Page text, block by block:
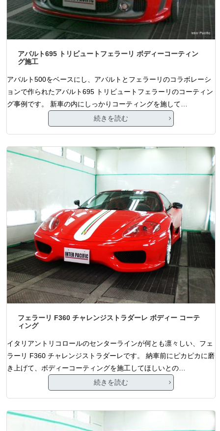
アバルト695 トリビュートフェラーリ ボディーコーティン
グ施工
アバルト500をベースにし、アバルトとフェラーリのコラボレーシ
ョンで作られたアバルト695 トリビュートフェラーリのコーティン
グ事例です。 新車の内にしっかりコーティングを施して…
続きを読む
フェラーリ F360 チャレンジストラダーレ ボディー コーテ
ィング
イタリアントリコロールのセンターラインが何とも凛々しい、フェ
ラーリ F360 チャレンジストラダーレです。 納車前にピカピカに磨
き上げて、ボディーコーティングを施工してほしいとの…
続きを読む